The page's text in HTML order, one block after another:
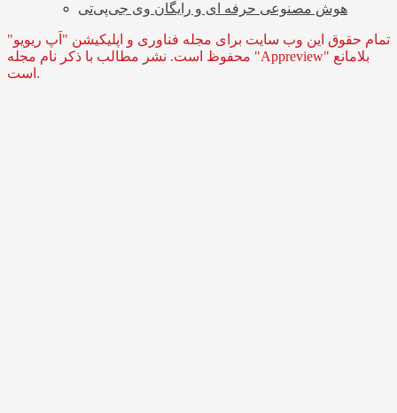
هوش مصنوعی حرفه ای و رایگان وی جی‌پی‌تی
تمام حقوق این وب سایت برای مجله فناوری و اپلیکیشن "اَپ ریویو"
محفوظ است. نشر مطالب با ذکر نام مجله "Appreview" بلامانع
است.